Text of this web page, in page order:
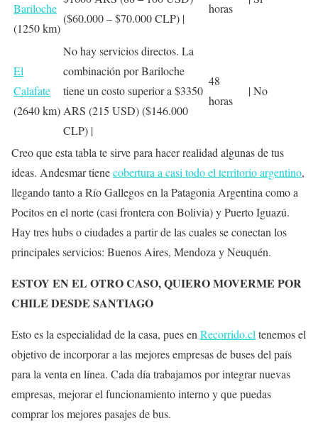
Bariloche
(1250 km)
($60.000 – $70.000 CLP) |
horas
El
Calafate
(2640 km)
No hay servicios directos. La
combinación por Bariloche
tiene un costo superior a $3350
ARS (215 USD) ($146.000
CLP) |
48
horas
| No
Creo que esta tabla te sirve para hacer realidad algunas de tus
ideas. Andesmar tienecobertura a casi todo el territorio argentino,
llegando tanto a Río Gallegos en la Patagonia Argentina como a
Pocitos en el norte (casi frontera con Bolivia) y Puerto Iguazú.
Hay tres hubs o ciudades a partir de las cuales se conectan los
principales servicios: Buenos Aires, Mendoza y Neuquén.
ESTOY EN EL OTRO CASO, QUIERO MOVERME POR
CHILE DESDE SANTIAGO
Esto es la especialidad de la casa, pues enRecorrido.cltenemos el
objetivo de incorporar a las mejores empresas de buses del país
para la venta en línea. Cada día trabajamos por integrar nuevas
empresas, mejorar el funcionamiento interno y que puedas
comprar los mejores pasajes de bus.